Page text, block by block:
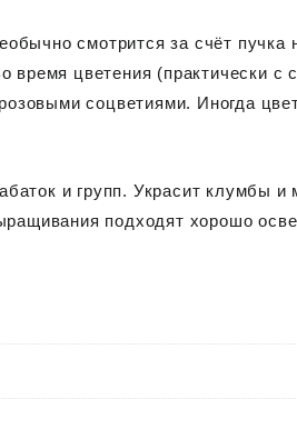
смотрится за счёт
цветения (практически с
соцветиями. Иногда
и групп. Украсит клумбы
подходят хорошо